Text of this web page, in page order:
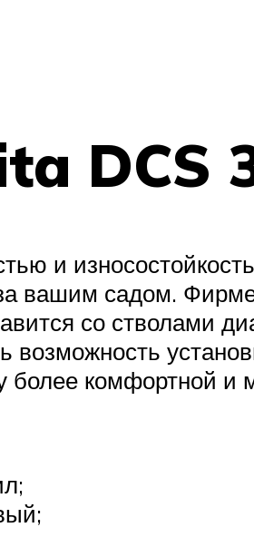
DCS
и
вашим садом.
со стволами
возможность
более комфортной и